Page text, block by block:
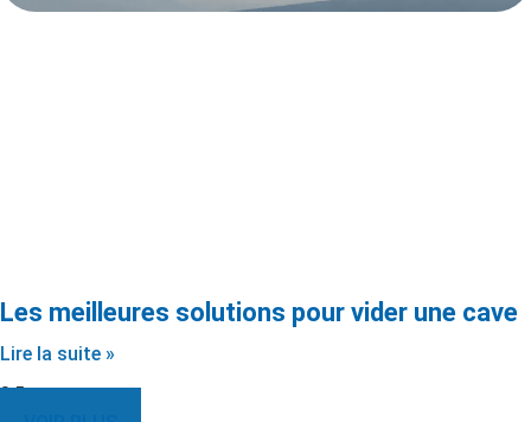
Les meilleures solutions pour vider une cave
Lire la suite »